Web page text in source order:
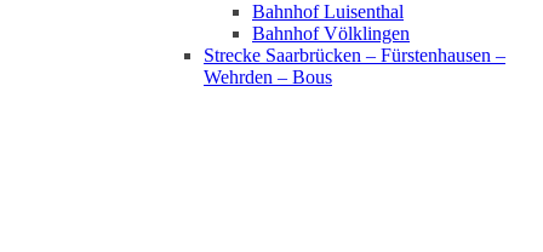
Bahnhof Luisenthal
Bahnhof Völklingen
Strecke Saarbrücken – Fürstenhausen –
Wehrden – Bous